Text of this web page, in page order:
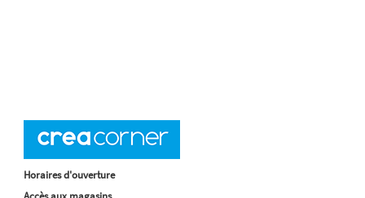
Horaires d'ouverture